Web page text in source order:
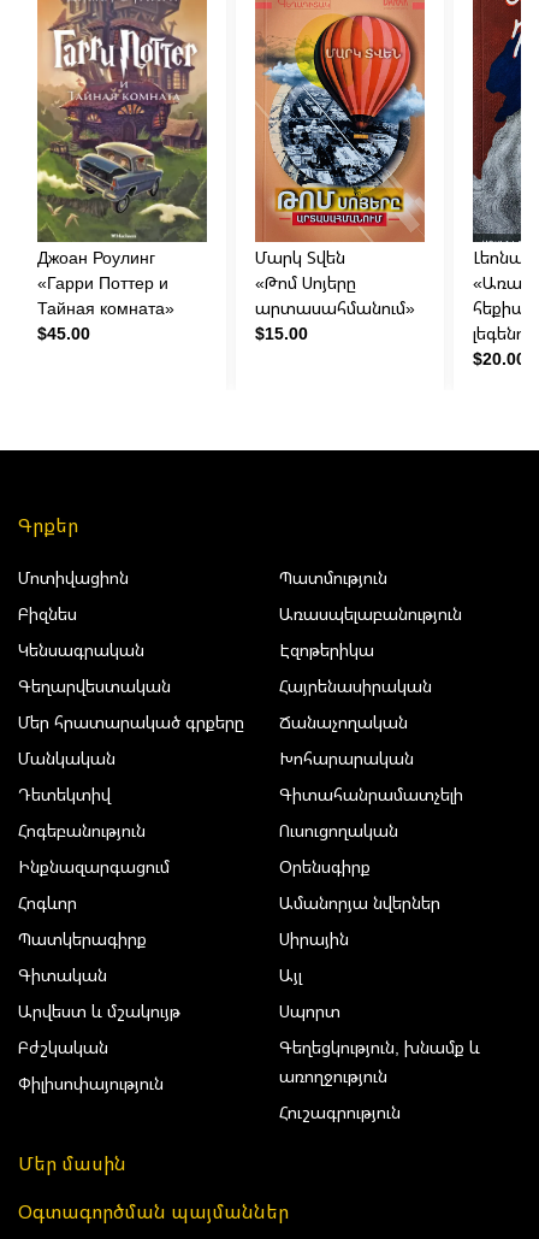
Джоан Роулинг
«Гарри Поттер и
Тайная комната»
$45.00
Մարկ Տվեն
«Թոմ Սոյերը
արտասահմանում»
$15.00
$20.00
Գրքեր
Մոտիվացիոն
Բիզնես
Կենսագրական
Գեղարվեստական
Մեր հրատարակած գրքերը
Մանկական
Դետեկտիվ
Հոգեբանություն
Ինքնազարգացում
Հոգևոր
Պատկերագիրք
Գիտական
Արվեստ և մշակույթ
Բժշկական
Փիլիսոփայություն
Պատմություն
Առասպելաբանություն
Էզոթերիկա
Հայրենասիրական
Ճանաչողական
Խոհարարական
Գիտահանրամատչելի
Ուսուցողական
Օրենսգիրք
Ամանորյա նվերներ
Սիրային
Այլ
Սպորտ
Գեղեցկություն, խնամք և
առողջություն
Հուշագրություն
Մեր մասին
Օգտագործման պայմաններ